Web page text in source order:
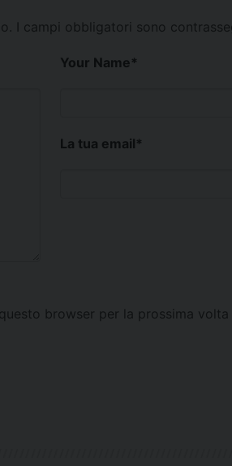
I campi obbligatori sono
Your Name*
La tua email*
browser per la prossima